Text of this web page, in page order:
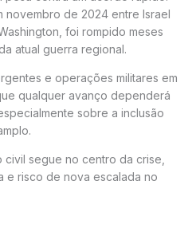
novembro de 2024 entre Israel
foi rompido meses
atual guerra regional.
e operações militares em
qualquer avanço dependerá
sobre a inclusão
segue no centro da crise,
e risco de nova escalada no